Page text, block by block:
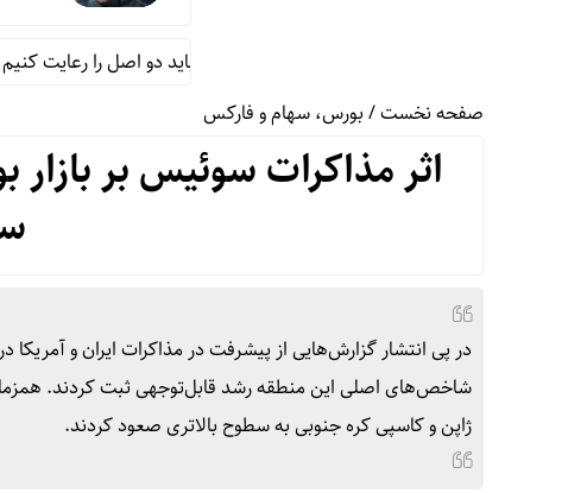
ظفرقندی: در ساخت بیمارستان باید دو اصل را رعایت کنیم قیمت
صفحه نخست/بورس، سهام و فارکس
اثر مذاکرات سوئیس بر بازار
در پی انتشار گزارش‌هایی از پیشرفت در مذاکرات ایران و
ژاپن و کاسپی کره جنوبی به سطوح بالاتری صعود کردند.